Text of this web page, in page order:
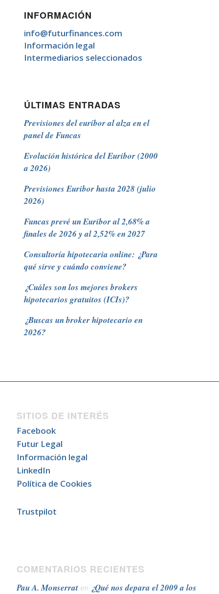
INFORMACIÓN
info@futurfinances.com
Información legal
Intermediarios seleccionados
ÚLTIMAS ENTRADAS
Previsiones del euríbor al alza en el
panel de Funcas
Evolución histórica del Euribor (2000
a 2026)
Previsiones Euribor hasta 2028 (julio
2026)
Funcas prevé un Euribor al 2,68% a
finales de 2026 y al 2,52% en 2027
Consultoría hipotecaria online: ¿Para
qué sirve y cuándo conviene?
¿Cuáles son los mejores brokers
hipotecarios gratuitos (ICIs)?
¿Buscas un broker hipotecario en
2026?
SITIOS DE INTERÉS
Facebook
Futur Legal
Información legal
LinkedIn
Política de Cookies
Trustpilot
COMENTARIOS RECIENTES
Pau A. Monserraten ¿Qué nos depara el 2009 a los